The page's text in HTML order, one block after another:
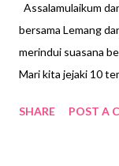
Assalamulaikum
bersama Lemang
merindui suasana
Mari kita jejaki 10
143, Ampang Jaya
SHARE POST A